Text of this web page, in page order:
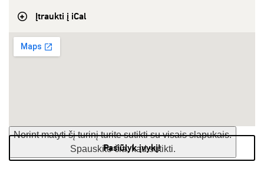
Įtraukti į iCal
Norint matyti šį turinį turite sutikti su visais slapukais.
Spauskite čia, kad sutikti.
Pasiūlyk įvykį!